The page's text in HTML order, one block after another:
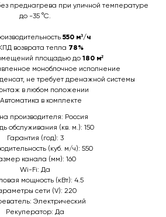
преднагрева при уличной температуре
до -35 °C.
550 м³/ч
возврата тепла 78%
площадью до 180 м²
моноблочное исполнение
не требует дренажной системы
в любом положении
Автоматика в комплекте
производителя: Россия
обслуживания (кв. м.): 150
Гарантия (год): 3
(куб. м/ч): 550
канала (мм): 160
Wi-Fi: Да
мощность (кВт): 4.5
сети (V): 220
Электрический
Рекуператор: Да